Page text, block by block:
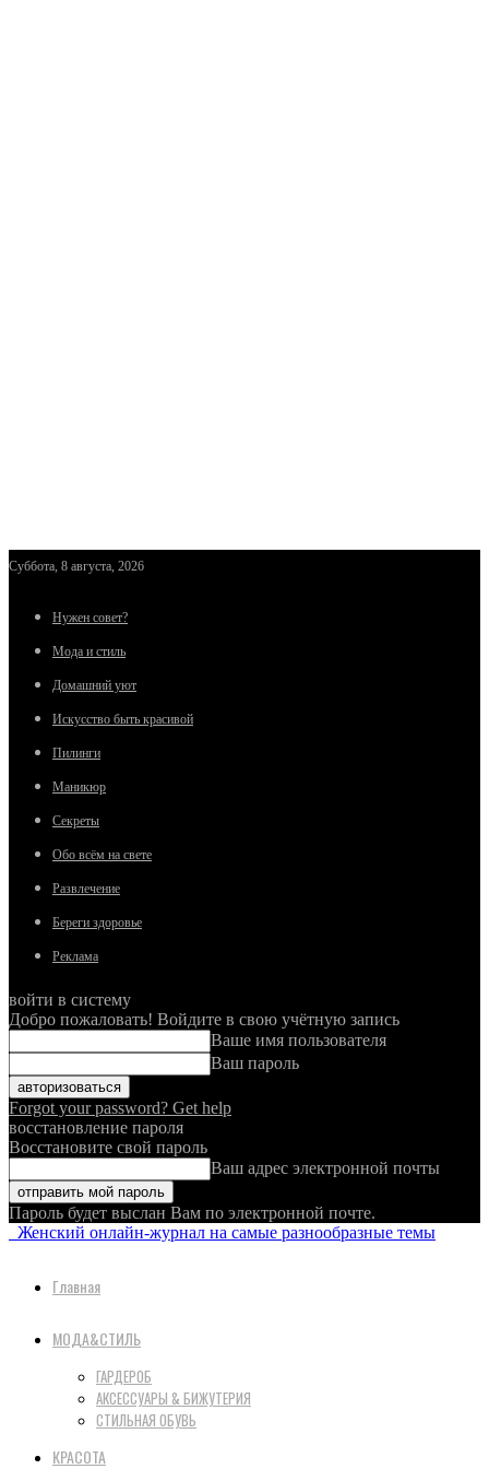
Суббота, 8 августа, 2026
Нужен совет?
Мода и стиль
Домашний уют
Искусство быть красивой
Пилинги
Маникюр
Секреты
Обо всём на свете
Развлечение
Береги здоровье
Реклама
войти в систему
Добро пожаловать! Войдите в свою учётную запись
Ваше имя пользователя
Ваш пароль
Forgot your password? Get help
восстановление пароля
Восстановите свой пароль
Ваш адрес электронной почты
Пароль будет выслан Вам по электронной почте.
Женский онлайн-журнал на самые разнообразные темы
Главная
МОДА&СТИЛЬ
ГАРДЕРОБ
АКСЕССУАРЫ & БИЖУТЕРИЯ
СТИЛЬНАЯ ОБУВЬ
КРАСОТА